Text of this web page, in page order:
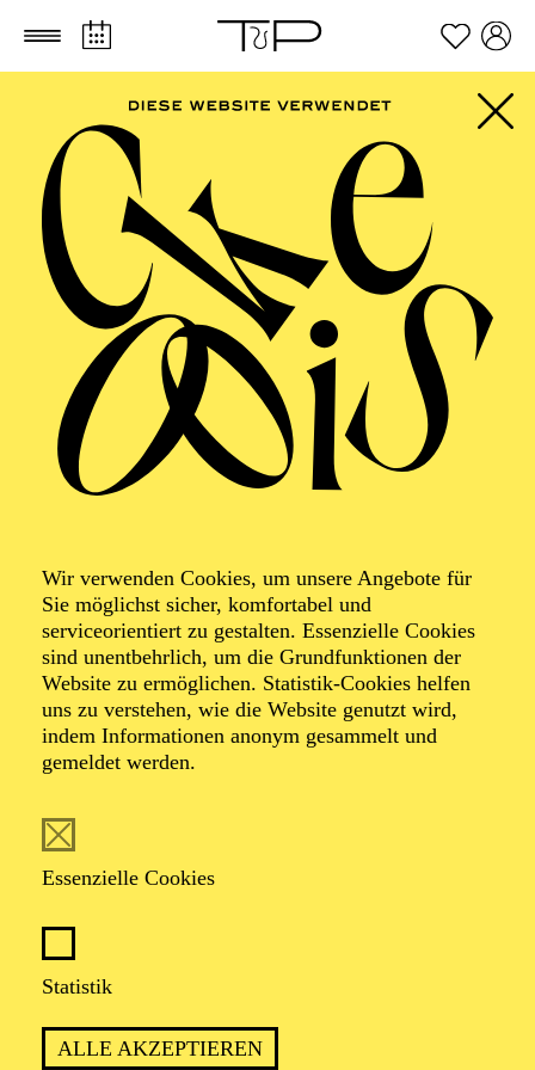
Zum Hauptinhalt springen Zum Footer springen
Wir verwenden Cookies, um unsere Angebote für
Sie möglichst sicher, komfortabel und
serviceorientiert zu gestalten. Essenzielle Cookies
sind unentbehrlich, um die Grundfunktionen der
Website zu ermöglichen. Statistik-Cookies helfen
uns zu verstehen, wie die Website genutzt wird,
indem Informationen anonym gesammelt und
gemeldet werden.
Essenzielle Cookies
Statistik
ALLE AKZEPTIEREN
Elena Wachendorf
Elena Wachendorf studierte Musikwissenschaft mit
Gesang als künstlerischem Zusatzfach an der
Detmold. Sie war bereits als Regieassistentin und
Abendspielleitung im Musiktheater an verschiedenen